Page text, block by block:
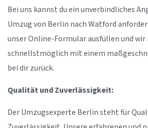
Bei uns kannst du ein unverbindliches
Umzug von Berlin nach Watford
unser Online-Formular ausfüllen und wir
schnellstmöglich mit einem
bei dir zurück.
Qualität und Zuverlässigkeit:
Der Umzugsexperte Berlin steht für